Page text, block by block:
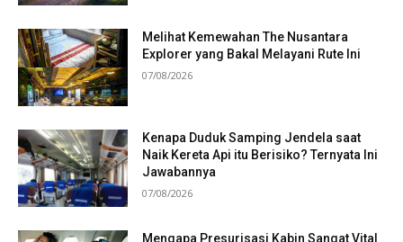
Melihat Kemewahan The Nusantara
Explorer yang Bakal Melayani Rute Ini
07/08/2026
Kenapa Duduk Samping Jendela saat
Naik Kereta Api itu Berisiko? Ternyata Ini
Jawabannya
07/08/2026
Mengapa Presurisasi Kabin Sangat Vital